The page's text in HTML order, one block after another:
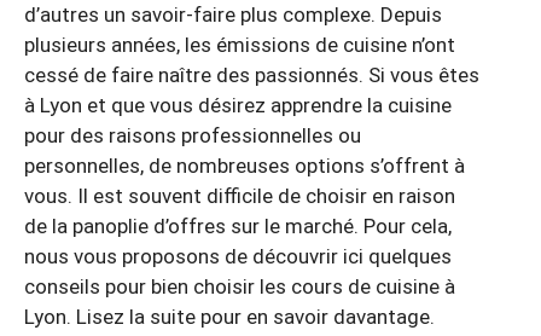
d’autres un savoir-faire plus complexe. Depuis
plusieurs années, les émissions de cuisine n’ont
cessé de faire naître des passionnés. Si vous êtes
à Lyon et que vous désirez apprendre la cuisine
pour des raisons professionnelles ou
personnelles, de nombreuses options s’offrent à
vous. Il est souvent difficile de choisir en raison
de la panoplie d’offres sur le marché. Pour cela,
nous vous proposons de découvrir ici quelques
conseils pour bien choisir les cours de cuisine à
Lyon. Lisez la suite pour en savoir davantage.